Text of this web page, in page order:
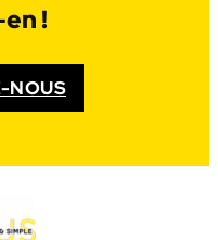
!
NOUS